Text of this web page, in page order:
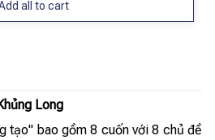
all to cart
Long
tạo" bao gồm 8 cuốn với 8 chủ đề